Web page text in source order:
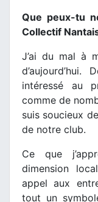
Que peux-tu
Collectif
J’ai du mal à
intéressé au
comme de
suis soucieux
de notre club.
Ce que
dimension
appel aux
tout un